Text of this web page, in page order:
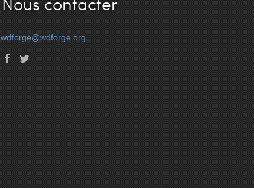
wdforge@wdforge.org